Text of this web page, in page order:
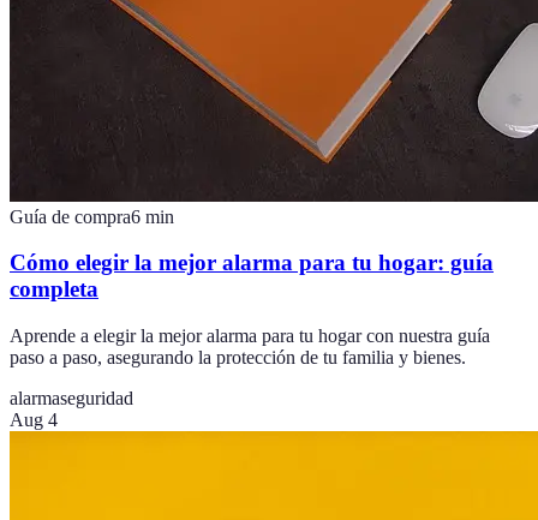
Guía de compra6 min
Cómo elegir la mejor alarma para tu hogar: guía
completa
Aprende a elegir la mejor alarma para tu hogar con nuestra guía
paso a paso, asegurando la protección de tu familia y bienes.
alarmaseguridad
Aug 4